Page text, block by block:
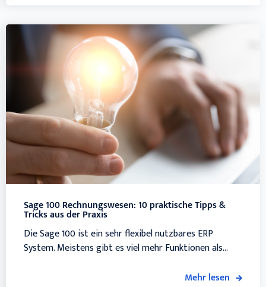
Sage 100 Rechnungswesen: 10 praktische Tipps &
Tricks aus der Praxis
Die Sage 100 ist ein sehr flexibel nutzbares ERP
System. Meistens gibt es viel mehr Funktionen als...
Mehr lesen